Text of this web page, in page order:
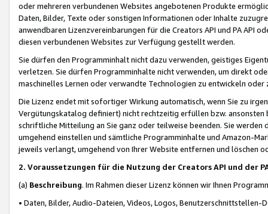
oder mehreren verbundenen Websites angebotenen Produkte
Daten, Bilder, Texte oder sonstigen Informationen oder Inhalte
anwendbaren Lizenzvereinbarungen für die Creators API und PA API
diesen verbundenen Websites zur Verfügung gestellt werden.
Sie dürfen den Programminhalt nicht dazu verwenden, geistiges
verletzen. Sie dürfen Programminhalte nicht verwenden, um direkt
maschinelles Lernen oder verwandte Technologien zu entwickeln
Die Lizenz endet mit sofortiger Wirkung automatisch, wenn Sie zu
Vergütungskatalog definiert) nicht rechtzeitig erfüllen bzw. ansonsten
schriftliche Mitteilung an Sie ganz oder teilweise beenden. Sie werden
umgehend einstellen und sämtliche Programminhalte und Amazon-
jeweils verlangt, umgehend von Ihrer Website entfernen und löschen
2. Voraussetzungen für die Nutzung der Creators API und der
(a) Beschreibung. Im Rahmen dieser Lizenz können wir Ihnen
• Daten, Bilder, Audio-Dateien, Videos, Logos, Benutzerschnittstellen-